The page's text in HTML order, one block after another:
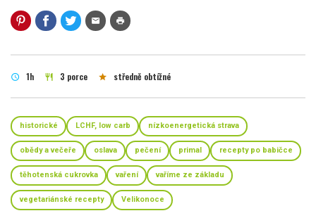
mail print
schedule 1h restaurant 3 porce star středně obtížné
historické LCHF, low carb nízkoenergetická strava
obědy a večeře oslava pečení primal recepty po babičce
těhotenská cukrovka vaření vaříme ze základu
vegetariánské recepty Velikonoce